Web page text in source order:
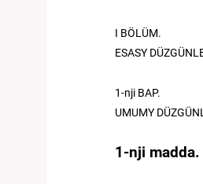
I BÖLÜM.
ESASY
1-nji BAP.
UMUMY
1-nji